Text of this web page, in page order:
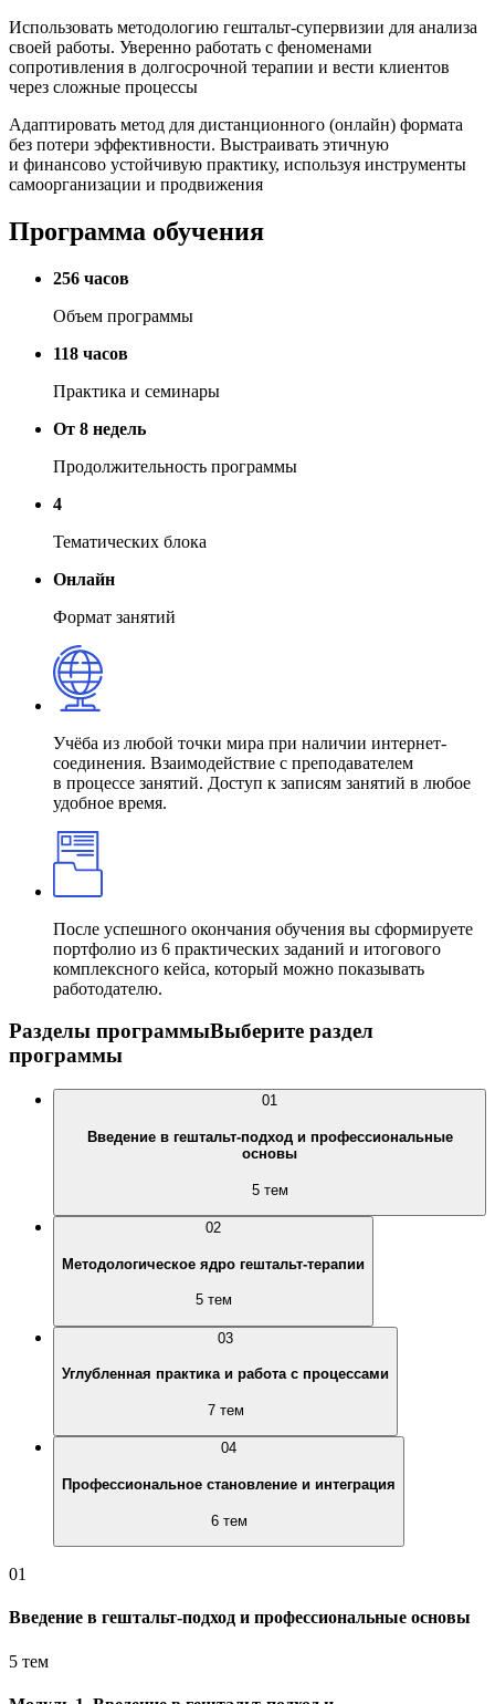
Использовать методологию гештальт-супервизии для анализа
своей работы. Уверенно работать с феноменами
сопротивления в долгосрочной терапии и вести клиентов
через сложные процессы
Адаптировать метод для дистанционного (онлайн) формата
без потери эффективности. Выстраивать этичную
и финансово устойчивую практику, используя инструменты
самоорганизации и продвижения
Программа обучения
256 часов
Объем программы
118 часов
Практика и семинары
От 8 недель
Продолжительность программы
4
Тематических блока
Онлайн
Формат занятий
Учёба из любой точки мира при наличии интернет-
соединения. Взаимодействие с преподавателем
в процессе занятий. Доступ к записям занятий в любое
удобное время.
После успешного окончания обучения вы сформируете
портфолио из 6 практических заданий и итогового
комплексного кейса, который можно показывать
работодателю.
Разделы программыВыберите раздел
программы
01
Введение в гештальт-подход и профессиональные
основы
5 тем
02
Методологическое ядро гештальт-терапии
5 тем
03
Углубленная практика и работа с процессами
7 тем
04
Профессиональное становление и интеграция
6 тем
01
Введение в гештальт-подход и профессиональные основы
5 тем